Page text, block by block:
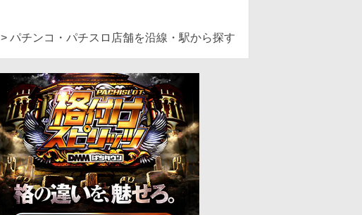
> パチンコ・パチスロ店舗を沿線・駅から探す